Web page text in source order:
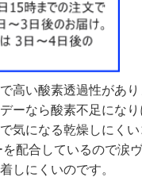
高い酸素透過性があ
ーなら酸素不足にな
気になる乾燥しにく
配合しているので涙
しにくいのです。